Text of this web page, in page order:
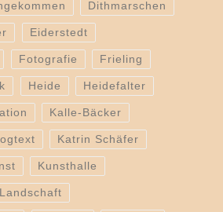
Dithmarschen
Eiderstedt
Fotografie Frieling
Heide Heidefalter
Kalle-Bäcker
Katrin Schäfer
Kunsthalle
Landschaft